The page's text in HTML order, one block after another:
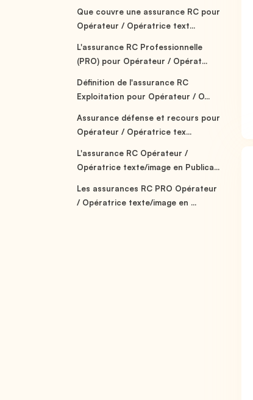
Que couvre une assurance RC pour
Opérateur / Opératrice text...
L'assurance RC Professionnelle
(PRO) pour Opérateur / Opérat...
Définition de l'assurance RC
Exploitation pour Opérateur / O...
Assurance défense et recours pour
Opérateur / Opératrice tex...
L'assurance RC Opérateur /
Opératrice texte/image en Publica...
Les assurances RC PRO Opérateur
/ Opératrice texte/image en ...